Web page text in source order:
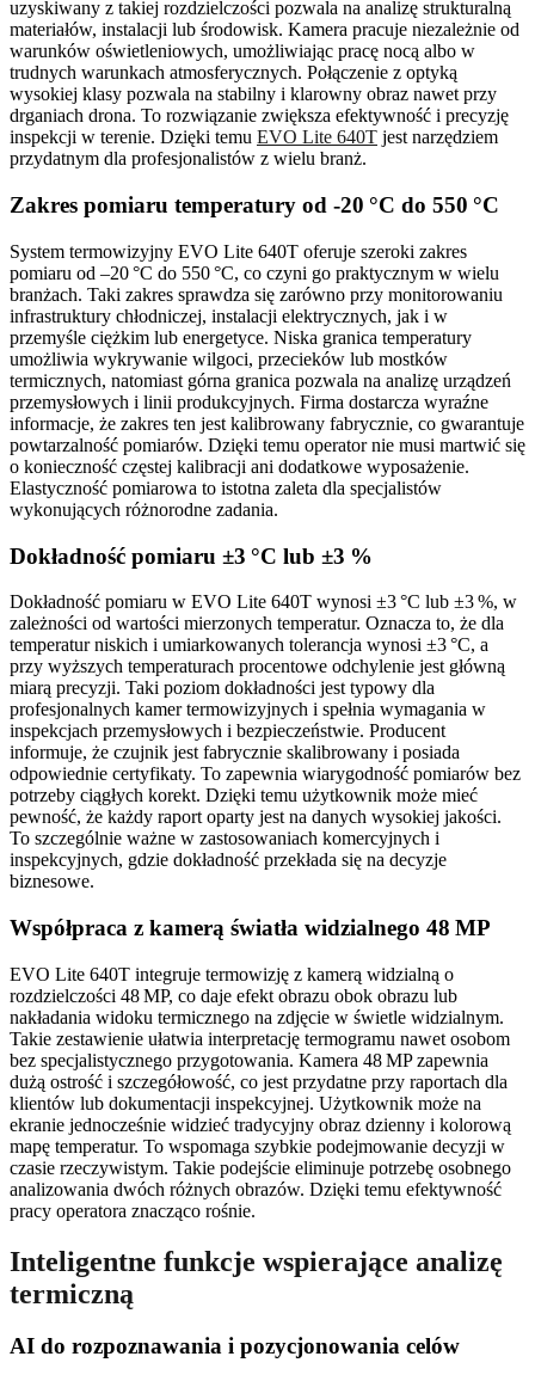
uzyskiwany z takiej rozdzielczości pozwala na analizę strukturalną
materiałów, instalacji lub środowisk. Kamera pracuje niezależnie od
warunków oświetleniowych, umożliwiając pracę nocą albo w
trudnych warunkach atmosferycznych. Połączenie z optyką
wysokiej klasy pozwala na stabilny i klarowny obraz nawet przy
drganiach drona. To rozwiązanie zwiększa efektywność i precyzję
inspekcji w terenie. Dzięki temu EVO Lite 640T jest narzędziem
przydatnym dla profesjonalistów z wielu branż.
Zakres pomiaru temperatury od -20 °C do 550 °C
System termowizyjny EVO Lite 640T oferuje szeroki zakres
pomiaru od –20 °C do 550 °C, co czyni go praktycznym w wielu
branżach. Taki zakres sprawdza się zarówno przy monitorowaniu
infrastruktury chłodniczej, instalacji elektrycznych, jak i w
przemyśle ciężkim lub energetyce. Niska granica temperatury
umożliwia wykrywanie wilgoci, przecieków lub mostków
termicznych, natomiast górna granica pozwala na analizę urządzeń
przemysłowych i linii produkcyjnych. Firma dostarcza wyraźne
informacje, że zakres ten jest kalibrowany fabrycznie, co gwarantuje
powtarzalność pomiarów. Dzięki temu operator nie musi martwić się
o konieczność częstej kalibracji ani dodatkowe wyposażenie.
Elastyczność pomiarowa to istotna zaleta dla specjalistów
wykonujących różnorodne zadania.
Dokładność pomiaru ±3 °C lub ±3 %
Dokładność pomiaru w EVO Lite 640T wynosi ±3 °C lub ±3 %, w
zależności od wartości mierzonych temperatur. Oznacza to, że dla
temperatur niskich i umiarkowanych tolerancja wynosi ±3 °C, a
przy wyższych temperaturach procentowe odchylenie jest główną
miarą precyzji. Taki poziom dokładności jest typowy dla
profesjonalnych kamer termowizyjnych i spełnia wymagania w
inspekcjach przemysłowych i bezpieczeństwie. Producent
informuje, że czujnik jest fabrycznie skalibrowany i posiada
odpowiednie certyfikaty. To zapewnia wiarygodność pomiarów bez
potrzeby ciągłych korekt. Dzięki temu użytkownik może mieć
pewność, że każdy raport oparty jest na danych wysokiej jakości.
To szczególnie ważne w zastosowaniach komercyjnych i
inspekcyjnych, gdzie dokładność przekłada się na decyzje
biznesowe.
Współpraca z kamerą światła widzialnego 48 MP
EVO Lite 640T integruje termowizję z kamerą widzialną o
rozdzielczości 48 MP, co daje efekt obrazu obok obrazu lub
nakładania widoku termicznego na zdjęcie w świetle widzialnym.
Takie zestawienie ułatwia interpretację termogramu nawet osobom
bez specjalistycznego przygotowania. Kamera 48 MP zapewnia
dużą ostrość i szczegółowość, co jest przydatne przy raportach dla
klientów lub dokumentacji inspekcyjnej. Użytkownik może na
ekranie jednocześnie widzieć tradycyjny obraz dzienny i kolorową
mapę temperatur. To wspomaga szybkie podejmowanie decyzji w
czasie rzeczywistym. Takie podejście eliminuje potrzebę osobnego
analizowania dwóch różnych obrazów. Dzięki temu efektywność
pracy operatora znacząco rośnie.
Inteligentne funkcje wspierające analizę
termiczną
AI do rozpoznawania i pozycjonowania celów